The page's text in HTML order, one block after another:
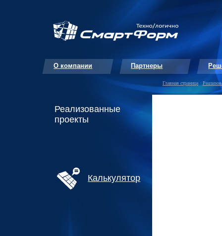
О компании Партнеры
Главная страница ·
Реализованные
проекты
Калькулятор